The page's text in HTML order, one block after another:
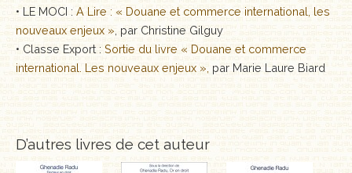
• LE MOCI : A Lire : « Douane et commerce international, les
nouveaux enjeux » , par Christine Gilguy
• Classe Export : Sortie du livre « Douane et commerce
international. Les nouveaux enjeux », par Marie Laure Biard
D’autres livres de cet auteur